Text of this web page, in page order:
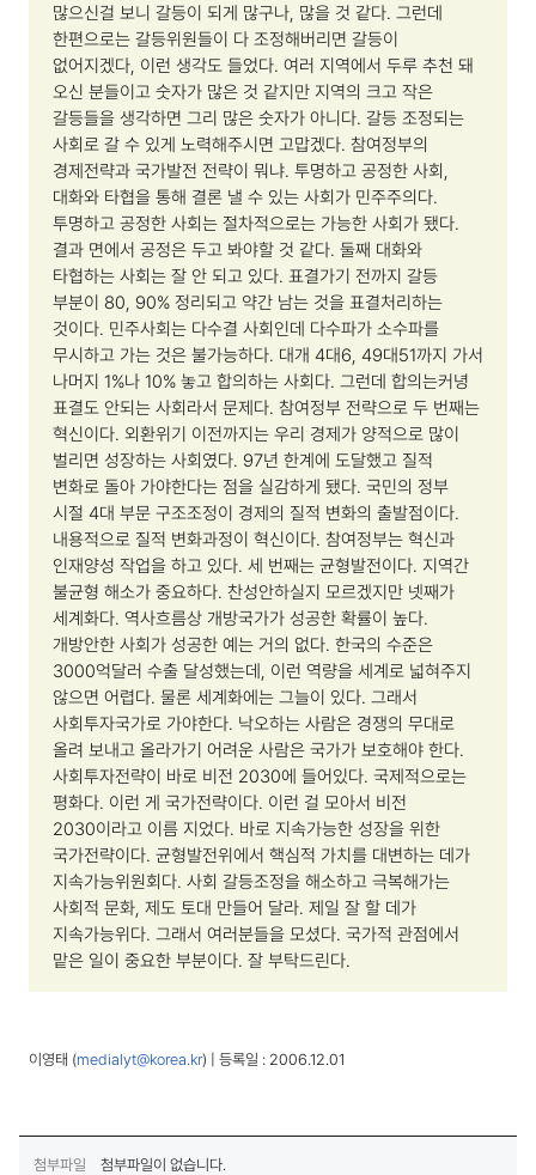
많으신걸 보니 갈등이 되게 많구나, 많을 것 같다. 그런데
한편으로는 갈등위원들이 다 조정해버리면 갈등이
없어지겠다, 이런 생각도 들었다. 여러 지역에서 두루 추천 돼
오신 분들이고 숫자가 많은 것 같지만 지역의 크고 작은
갈등들을 생각하면 그리 많은 숫자가 아니다. 갈등 조정되는
사회로 갈 수 있게 노력해주시면 고맙겠다. 참여정부의
경제전략과 국가발전 전략이 뭐냐. 투명하고 공정한 사회,
대화와 타협을 통해 결론 낼 수 있는 사회가 민주주의다.
투명하고 공정한 사회는 절차적으로는 가능한 사회가 됐다.
결과 면에서 공정은 두고 봐야할 것 같다. 둘째 대화와
타협하는 사회는 잘 안 되고 있다. 표결가기 전까지 갈등
부분이 80, 90% 정리되고 약간 남는 것을 표결처리하는
것이다. 민주사회는 다수결 사회인데 다수파가 소수파를
무시하고 가는 것은 불가능하다. 대개 4대6, 49대51까지 가서
나머지 1%나 10% 놓고 합의하는 사회다. 그런데 합의는커녕
표결도 안되는 사회라서 문제다. 참여정부 전략으로 두 번째는
혁신이다. 외환위기 이전까지는 우리 경제가 양적으로 많이
벌리면 성장하는 사회였다. 97년 한계에 도달했고 질적
변화로 돌아 가야한다는 점을 실감하게 됐다. 국민의 정부
시절 4대 부문 구조조정이 경제의 질적 변화의 출발점이다.
내용적으로 질적 변화과정이 혁신이다. 참여정부는 혁신과
인재양성 작업을 하고 있다. 세 번째는 균형발전이다. 지역간
불균형 해소가 중요하다. 찬성안하실지 모르겠지만 넷째가
세계화다. 역사흐름상 개방국가가 성공한 확률이 높다.
개방안한 사회가 성공한 예는 거의 없다. 한국의 수준은
3000억달러 수출 달성했는데, 이런 역량을 세계로 넓혀주지
않으면 어렵다. 물론 세계화에는 그늘이 있다. 그래서
사회투자국가로 가야한다. 낙오하는 사람은 경쟁의 무대로
올려 보내고 올라가기 어려운 사람은 국가가 보호해야 한다.
사회투자전략이 바로 비전 2030에 들어있다. 국제적으로는
평화다. 이런 게 국가전략이다. 이런 걸 모아서 비전
2030이라고 이름 지었다. 바로 지속가능한 성장을 위한
국가전략이다. 균형발전위에서 핵심적 가치를 대변하는 데가
지속가능위원회다. 사회 갈등조정을 해소하고 극복해가는
사회적 문화, 제도 토대 만들어 달라. 제일 잘 할 데가
지속가능위다. 그래서 여러분들을 모셨다. 국가적 관점에서
맡은 일이 중요한 부분이다. 잘 부탁드린다.
이영태 (medialyt@korea.kr) | 등록일 : 2006.12.01
첨부파일 첨부파일이 없습니다.